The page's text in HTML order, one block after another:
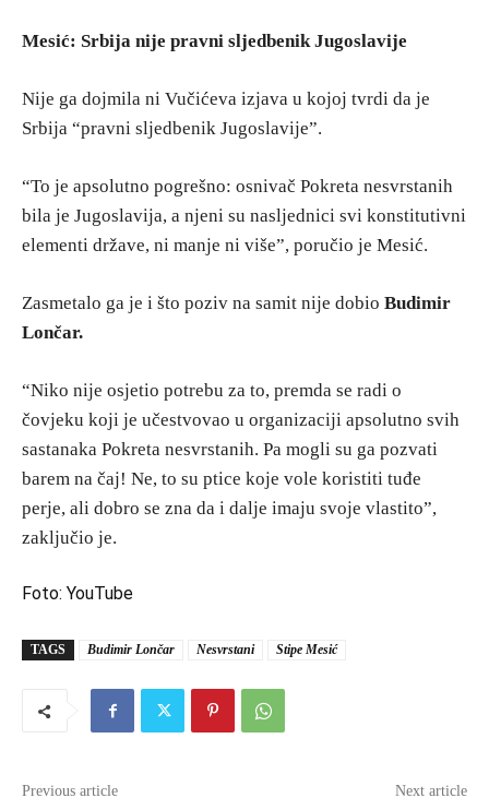
Mesić: Srbija nije pravni sljedbenik Jugoslavije
Nije ga dojmila ni Vučićeva izjava u kojoj tvrdi da je
Srbija “pravni sljedbenik Jugoslavije”.
“To je apsolutno pogrešno: osnivač Pokreta nesvrstanih
bila je Jugoslavija, a njeni su nasljednici svi konstitutivni
elementi države, ni manje ni više”, poručio je Mesić.
Zasmetalo ga je i što poziv na samit nije dobio Budimir
Lončar.
“Niko nije osjetio potrebu za to, premda se radi o
čovjeku koji je učestvovao u organizaciji apsolutno svih
sastanaka Pokreta nesvrstanih. Pa mogli su ga pozvati
barem na čaj! Ne, to su ptice koje vole koristiti tuđe
perje, ali dobro se zna da i dalje imaju svoje vlastito”,
zaključio je.
Foto: YouTube
TAGS Budimir Lončar Nesvrstani Stipe Mesić
Previous article Next article